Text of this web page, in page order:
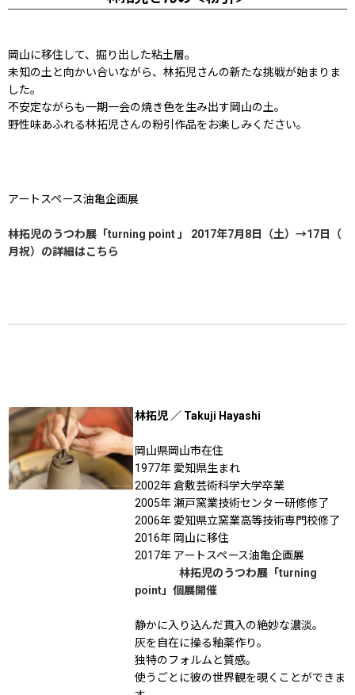
岡山に移住して、掘り出した粘土層。
未知の土と向かい合いながら、林拓児さんの新たな挑戦が始まりま
した。
不安定ながらも一期一会の焼き色を生み出す岡山の土。
野性味あふれる林拓児さんの粉引作品をお楽しみください。
アートスペース油亀企画展
林拓児のうつわ展「turning point 」 2017年​7月​8日（土）→​17日（​
月祝）の詳細はこちら
林拓児 ／ Takuji Hayashi
岡山県岡山市在住
1977年 愛知県生まれ
2002年 倉敷芸術科学大学卒業
2005年 瀬戸窯業技術センター研修修了
2006年 愛知県立窯業高等技術専門校修了
2016年 岡山に移住
2017年 アートスペース油亀企画展
林拓児のうつわ展「turning
point」個展開催
静かに入り込んだ貫入の絶妙な濃淡。
灰を自在に操る釉薬作り。
独特のフォルムと質感。
使うごとに彼の世界観を覗くことができま